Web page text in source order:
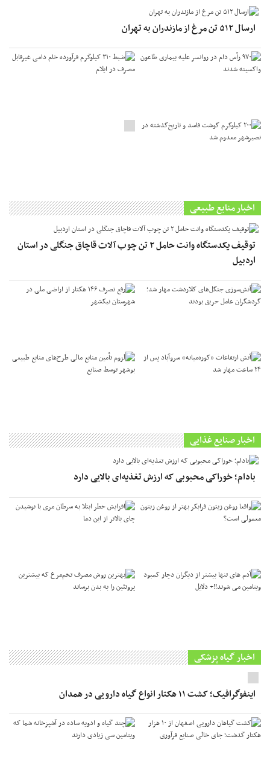
ارسال ۵۱۲ تن مرغ از مازندران به تهران
اخبار منابع طبیعی
توقیف یکدستگاه وانت حامل ۲ تن چوب آلات قاچاق جنگلی در استان
اردبیل
اخبار صنایع غذایی
بادام؛ خوراکی محبوبی که ارزش تغذیه‌ای بالایی دارد
اخبار گیاه پزشکی
اینفوگرافیک؛ کشت ۱۱ هکتار انواع گیاه دارویی در همدان